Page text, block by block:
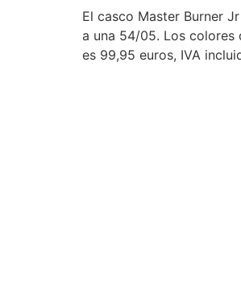
El casco Master Burner
a una 54/05. Los colores
es 99,95 euros, IVA